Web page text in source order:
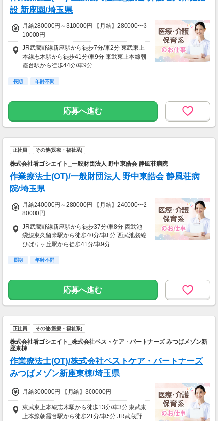
設 新座園/埼玉県
月給280000円～310000円 【月給】280000〜3
10000円
JR武蔵野線新座駅から徒歩7分/車2分 東武東上
本線志木駅から徒歩41分/車9分 東武東上本線朝
霞台駅から徒歩44分/車9分
長期 年齢不問
応募へ進む
正社員 その他(医療・福祉系)
株式会社看ゴシエイト_一般財団法人 野中東皓会 静風荘病院
作業療法士(OT)/一般財団法人 野中東皓会 静風荘病
院/埼玉県
月給240000円～280000円 【月給】240000〜2
80000円
JR武蔵野線新座駅から徒歩37分/車8分 西武池
袋線東久留米駅から徒歩40分/車8分 西武池袋線
ひばりヶ丘駅から徒歩41分/車9分
長期 年齢不問
応募へ進む
正社員 その他(医療・福祉系)
株式会社看ゴシエイト_株式会社ベストケア・パートナーズ みつばメゾン新
座東棟
作業療法士(OT)/株式会社ベストケア・パートナーズ
みつばメゾン新座東棟/埼玉県
月給300000円 【月給】300000円
東武東上本線志木駅から徒歩13分/車3分 東武東
上本線朝霞台駅から徒歩21分/車5分 JR武蔵野